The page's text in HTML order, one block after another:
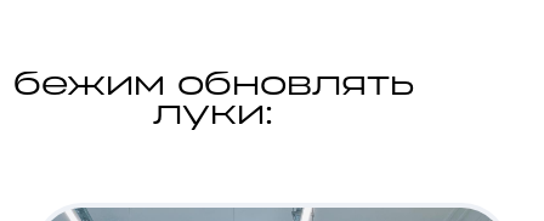
бежим обновлять
луки: